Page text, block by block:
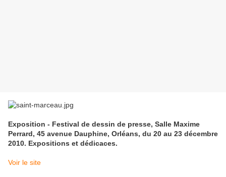
Exposition - Festival de dessin de presse, Salle Maxime
Perrard, 45 avenue Dauphine, Orléans, du 20 au 23 décembre
2010. Expositions et dédicaces.
Voir le site